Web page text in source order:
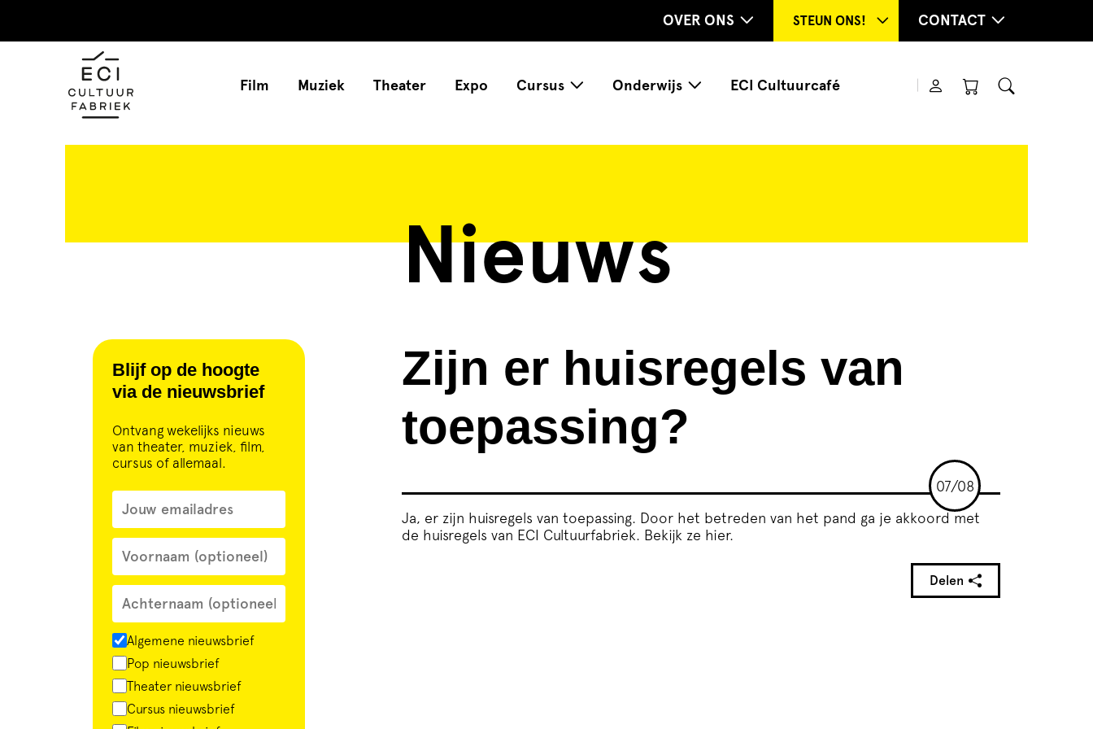
OVER ONS STEUN ONS! CONTACT
Film Muziek Theater Expo Cursus Onderwijs ECI Cultuurcafé
Nieuws
Blijf op de hoogte
via de nieuwsbrief
Ontvang wekelijks nieuws
van theater, muziek, film,
cursus of allemaal.
Algemene nieuwsbrief
Pop nieuwsbrief
Theater nieuwsbrief
Cursus nieuwsbrief
Zijn er huisregels van
toepassing?
07/08
Ja, er zijn huisregels van toepassing. Door het betreden van het pand ga je akkoord met
de huisregels van ECI Cultuurfabriek. Bekijk ze hier.
Delen